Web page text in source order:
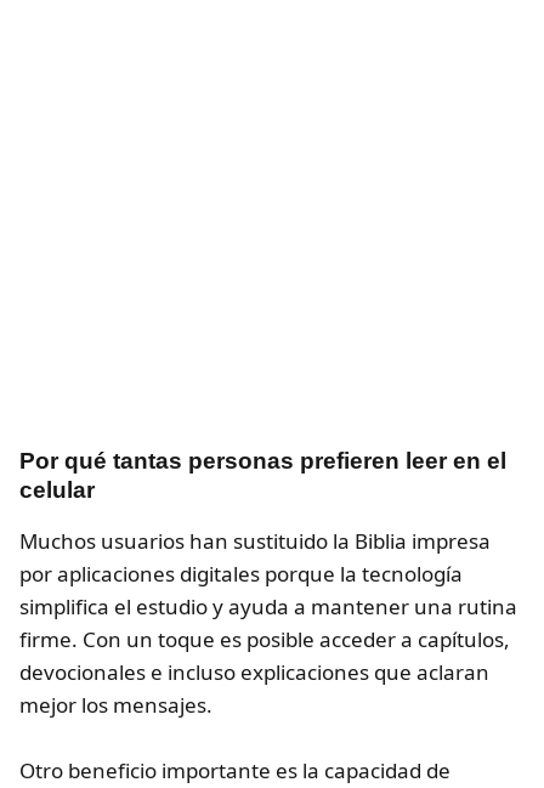
Por qué tantas personas prefieren leer en el
celular
Muchos usuarios han sustituido la Biblia impresa
por aplicaciones digitales porque la tecnología
simplifica el estudio y ayuda a mantener una rutina
firme. Con un toque es posible acceder a capítulos,
devocionales e incluso explicaciones que aclaran
mejor los mensajes.
Otro beneficio importante es la capacidad de